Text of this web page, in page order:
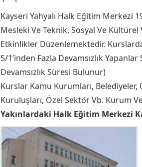
Kayseri Yahyalı Halk Eğitim Merkezi
Mesleki Ve Teknik, Sosyal Ve
Etkinlikler Düzenlemektedir.
5/1’inden Fazla Devamsızlık
Devamsızlık Süresi Bulunur)
Kurslar Kamu Kurumları, Belediyeler,
Kuruluşları, Özel Sektör Vb. Kurum
Yakınlardaki Halk Eğitim Merkezi